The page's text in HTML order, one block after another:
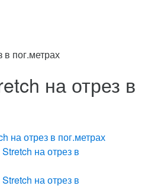
в пог.метрах
на отрез в